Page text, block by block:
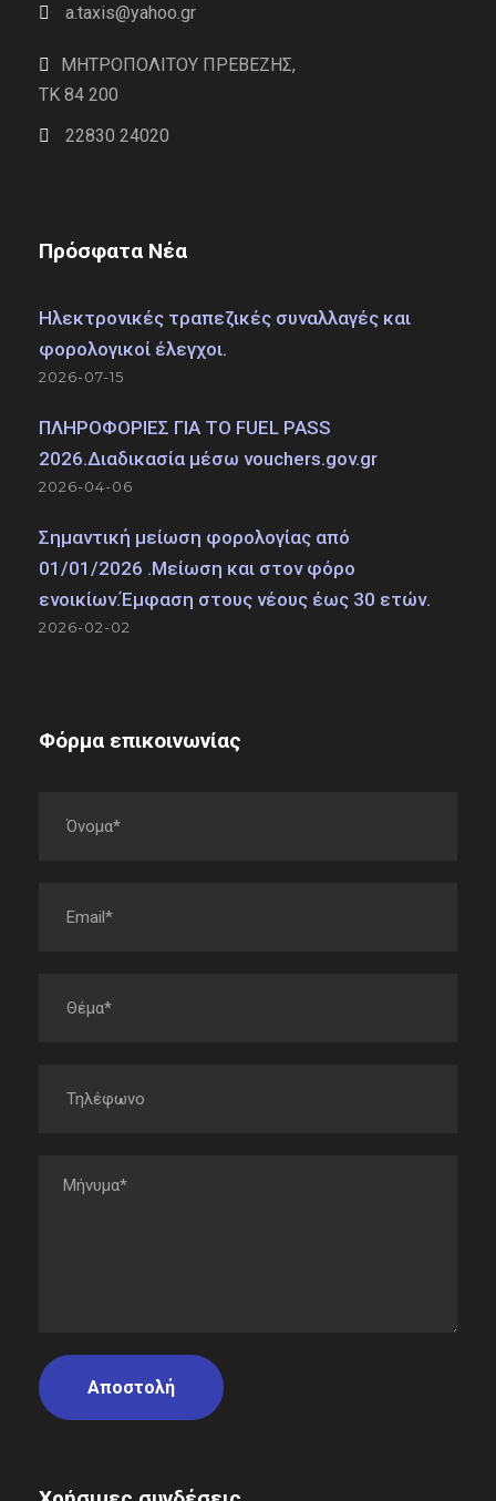
a.taxis@yahoo.gr
ΜΗΤΡΟΠΟΛΙΤΟΥ ΠΡΕΒΕΖΗΣ,
TK 84 200
22830 24020
Πρόσφατα Νέα
Ηλεκτρονικές τραπεζικές συναλλαγές και
φορολογικοί έλεγχοι.
2026-07-15
ΠΛΗΡΟΦΟΡΙΕΣ ΓΙΑ ΤΟ FUEL PASS
2026.Διαδικασία μέσω vouchers.gov.gr
2026-04-06
Σημαντική μείωση φορολογίας από
01/01/2026 .Μείωση και στον φόρο
ενοικίων.Έμφαση στους νέους έως 30 ετών.
2026-02-02
Φόρμα επικοινωνίας